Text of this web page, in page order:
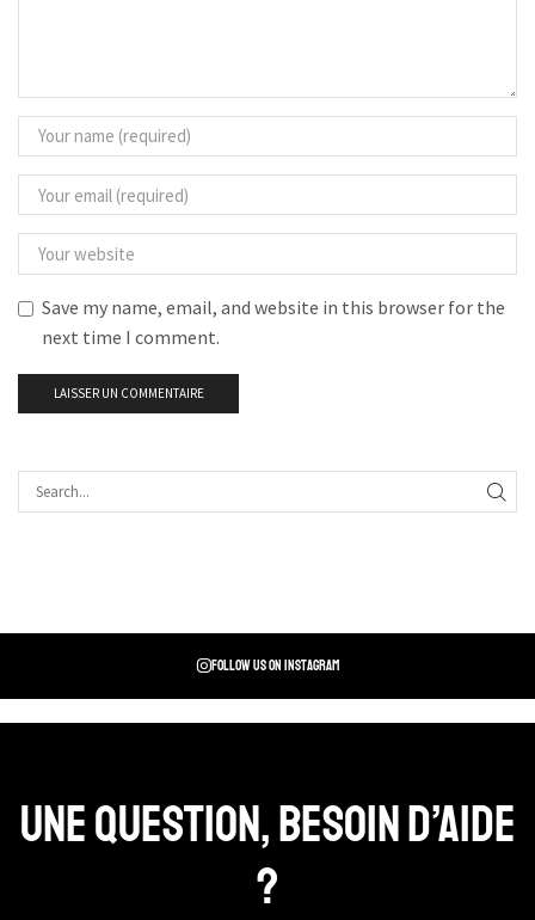
Save my name, email, and website in this browser for the
next time I comment.
Follow us on instagram
Une question, Besoin d’aide
?